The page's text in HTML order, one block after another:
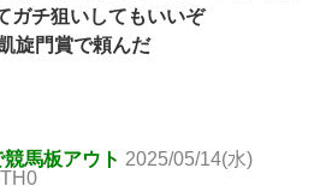
ガチ狙いしてもいいぞ
旋門賞で頼んだ
馬板アウト 2025/05/14(水)